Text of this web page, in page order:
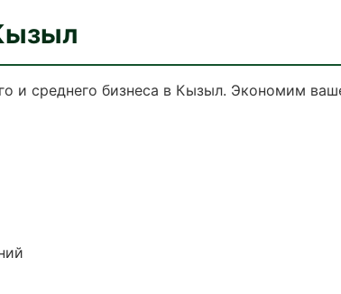
и среднего бизнеса в Кызыл. Экономим